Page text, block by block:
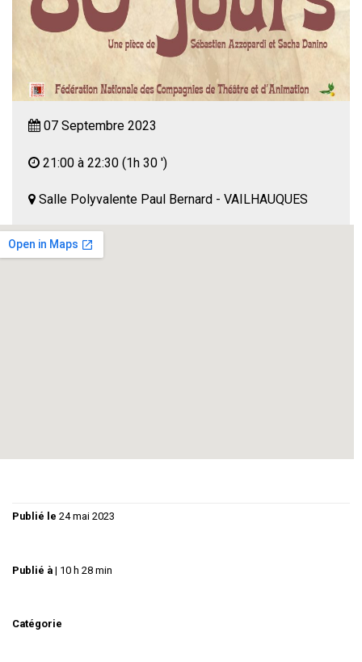
07 Septembre 2023
21:00 à 22:30 (1h 30 ')
Salle Polyvalente Paul Bernard - VAILHAUQUES
FESTIVAL REGARS CROISÉS
Publié le 24 mai 2023
Publié à | 10 h 28 min
Catégorie